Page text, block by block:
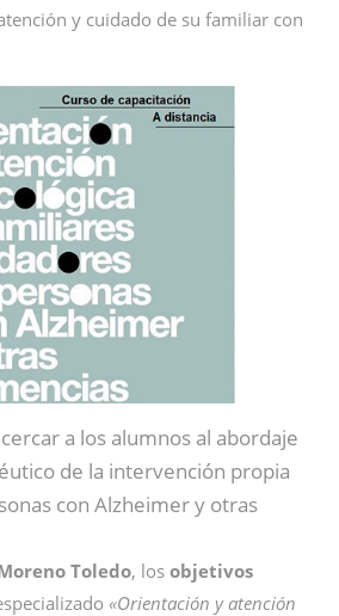
y cuidado de su familiar con
a los alumnos al abordaje
de la intervención propia
con Alzheimer y otras
Toledo, los objetivos
«Orientación y atención